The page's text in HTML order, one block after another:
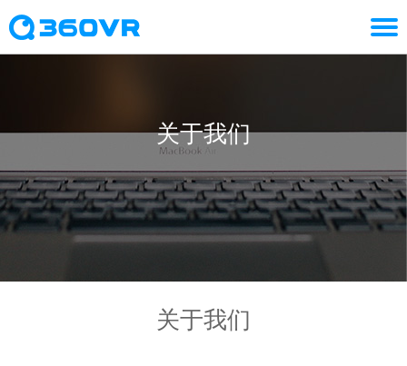
关于我们
关于我们